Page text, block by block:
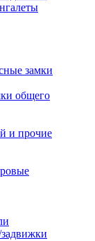
замки
общего
и прочие